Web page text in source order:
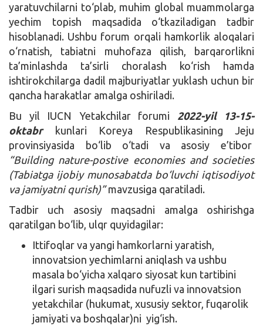
yaratuvchilarni to‘plab, muhim global muammolarga
yechim topish maqsadida o‘tkaziladigan tadbir
hisoblanadi. Ushbu forum orqali hamkorlik aloqalari
o‘rnatish, tabiatni muhofaza qilish, barqarorlikni
ta’minlashda ta’sirli choralash ko‘rish hamda
ishtirokchilarga dadil majburiyatlar yuklash uchun bir
qancha harakatlar amalga oshiriladi.
Bu yil IUCN Yetakchilar forumi 2022-yil 13-15-
oktabr
kunlari Koreya Respublikasining Jeju
provinsiyasida bo‘lib o‘tadi va asosiy e’tibor
“Building nature-postive economies and societies
(Tabiatga ijobiy munosabatda bo‘luvchi iqtisodiyot
va jamiyatni qurish)”mavzusiga qaratiladi.
Tadbir uch asosiy maqsadni amalga oshirishga
qaratilgan bo‘lib, ulqr quyidagilar:
Ittifoqlar va yangi hamkorlarni yaratish,
innovatsion yechimlarni aniqlash va ushbu
masala bo‘yicha xalqaro siyosat kun tartibini
ilgari surish maqsadida nufuzli va innovatsion
yetakchilar (hukumat, xususiy sektor, fuqarolik
jamiyati va boshqalar)ni yig‘ish.